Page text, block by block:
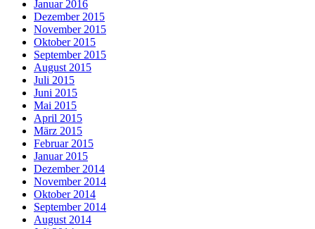
Januar 2016
Dezember 2015
November 2015
Oktober 2015
September 2015
August 2015
Juli 2015
Juni 2015
Mai 2015
April 2015
März 2015
Februar 2015
Januar 2015
Dezember 2014
November 2014
Oktober 2014
September 2014
August 2014